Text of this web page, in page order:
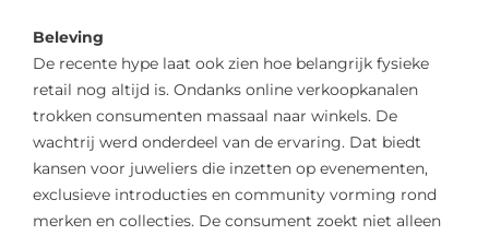
Beleving
De recente hype laat ook zien hoe belangrijk fysieke
retail nog altijd is. Ondanks online verkoopkanalen
trokken consumenten massaal naar winkels. De
wachtrij werd onderdeel van de ervaring. Dat biedt
kansen voor juweliers die inzetten op evenementen,
exclusieve introducties en community vorming rond
merken en collecties. De consument zoekt niet alleen